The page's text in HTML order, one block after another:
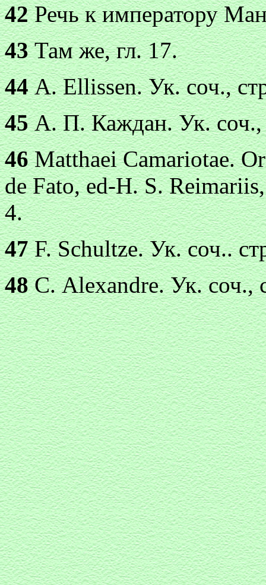
42Речь к императору
43Там же, гл. 17.
44А. Еllissen. Ук. соч.,
45А. П. Каждан. Ук. соч.,
46Matthaei Camariotae.
de Fato, ed-H. S.
4.
47F. Schultze. Ук. соч..
48С. Alexandre. Ук. соч.,